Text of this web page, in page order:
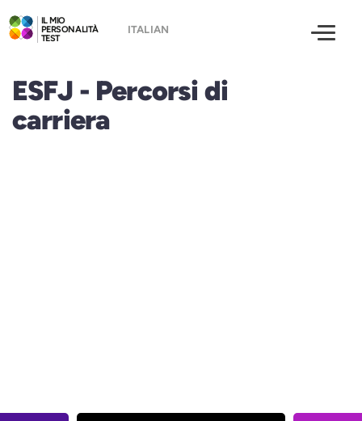
IL MIO
PERSONALITÀ
TEST
ESFJ - Percorsi di
carriera